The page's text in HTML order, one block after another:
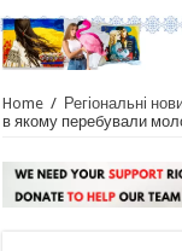
Home / Регіональні
в якому перебували